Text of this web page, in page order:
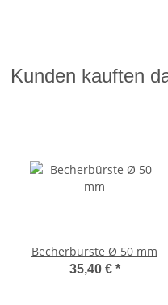
Kunden kauften
Becherbürste Ø 50 mm
35,40 € *